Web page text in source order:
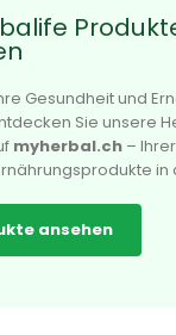
Gesundheit und
Sie unsere
myherbal.ch –
in
ansehen